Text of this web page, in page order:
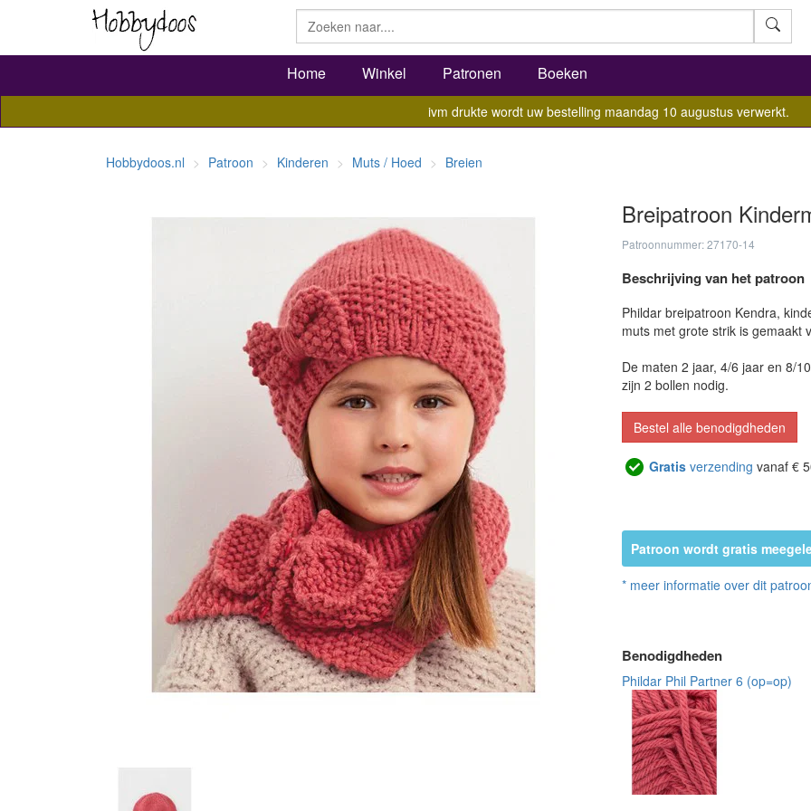
Home Winkel Patronen Boeken
ivm drukte wordt uw bestelling maandag 10 augustus verwerkt.
Hobbydoos.nl Patroon Kinderen Muts / Hoed Breien
Breipatroon
Patroonnummer: 27170-14
Beschrijving van het patroon
Phildar breipatroon Kendra,
muts met grote strik is gemaakt
De maten 2 jaar, 4/6 jaar en 8/
zijn 2 bollen nodig.
Bestel alle benodigdheden
Gratis verzending vanaf €
Patroon wordt gratis
* meer informatie over dit
Benodigdheden
Phildar Phil Partner 6 (op=op)